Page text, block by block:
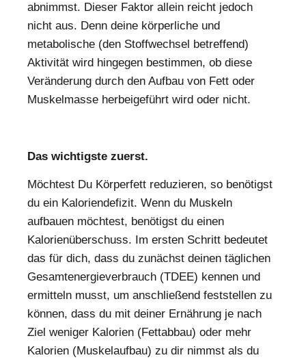
abnimmst. Dieser Faktor allein reicht jedoch
nicht aus. Denn deine körperliche und
metabolische (den Stoffwechsel betreffend)
Aktivität wird hingegen bestimmen, ob diese
Veränderung durch den Aufbau von Fett oder
Muskelmasse herbeigeführt wird oder nicht.
Das wichtigste zuerst.
Möchtest Du Körperfett reduzieren, so benötigst
du ein Kaloriendefizit. Wenn du Muskeln
aufbauen möchtest, benötigst du einen
Kalorienüberschuss. Im ersten Schritt bedeutet
das für dich, dass du zunächst deinen täglichen
Gesamtenergieverbrauch (TDEE) kennen und
ermitteln musst, um anschließend feststellen zu
können, dass du mit deiner Ernährung je nach
Ziel weniger Kalorien (Fettabbau) oder mehr
Kalorien (Muskelaufbau) zu dir nimmst als du